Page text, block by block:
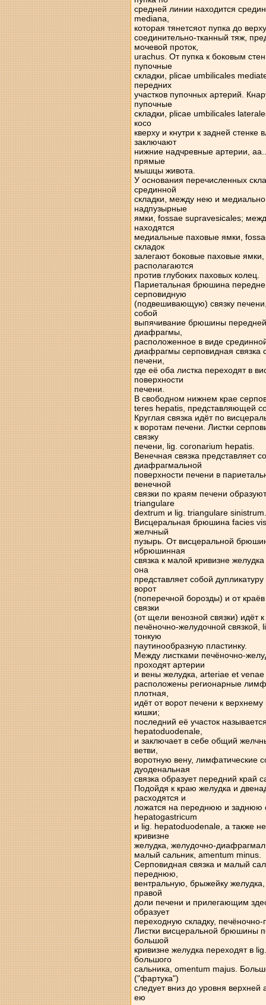
средней линии находится
mediana,
которая тянетсяот пупка до
соединительно-тканный тяж,
мочевой проток,
urachus. От пупка к боковым
пупочные
складки, plicae umbilicales
передних
участков пупочных артерий.
пупочные
складки, plicae umbilicales
косо
кверху и кнутри к задней
заключают
нижние надчревные артерии,
прямые
мышцы живота.
У основания перечисленных
срединной
складки, между нею и
надпузырные
ямки, fossae supravesicales;
находятся
медиальные паховые ямки,
складок
залегают боковые паховые
располагаются
против глубоких паховых колец.
Париетальная брюшина
серповидную
(подвешивающую) связку
собой
выпячивание брюшины передней
диафрагмы,
расположенное в виде
диафрагмы серповидная связка
печени,
где её оба листка переходят в
поверхности
печени.
В свободном нижнем крае
teres hepatis, представляющей
Круглая связка идёт по
к воротам печени. Листки
связку
печени, lig. согоnarium hepatis.
Венечная связка представляет
диафрагмальной
поверхности печени в
венечной
связки по краям печени
triangulare
dextrum и lig. triangulare sinistrum.
Висцеральная брюшина facies
желчный
пузырь. От висцеральной
нбрюшинная
связка к малой кривизне
она
представляет собой
ворот
(поперечной борозды) и от
связки
(от щели венозной связки) идёт
печёночно-желудочной связкой,
тонкую
паутинообразную пластинку.
Между листками печёночно-
проходят артерии
и вены желудка, arteriae et
расположены регионарные
плотная,
идёт от ворот печени к
кишки;
последний её участок
hepatoduodenale,
и заключает в себе общий
ветви,
воротную вену, лимфатические
дуоденальная
связка образует передний край
Подойдя к краю желудка и
расходятся и
ложатся на переднюю и заднюю
hepatogastricum
и lig. hepatoduodenale, а также
кривизне
желудка, желудочно-
малый сальник, amentum minus.
Серповидная связка и малый
переднюю,
вентральную, брыжейку
правой
доли печени и прилегающим
образует
переходную складку,
Листки висцеральной брюшины
большой
кривизне желудка переходят в
большого
сальника, omentum majus.
("фартука")
следует вниз до уровня
ею